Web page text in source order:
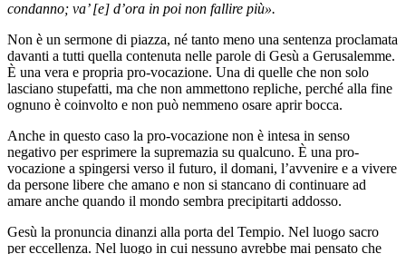
condanno; va’ [e] d’ora in poi non fallire più».
Non è un sermone di piazza, né tanto meno una sentenza proclamata
davanti a tutti quella contenuta nelle parole di Gesù a Gerusalemme.
È una vera e propria pro-vocazione. Una di quelle che non solo
lasciano stupefatti, ma che non ammettono repliche, perché alla fine
ognuno è coinvolto e non può nemmeno osare aprir bocca.
Anche in questo caso la pro-vocazione non è intesa in senso
negativo per esprimere la supremazia su qualcuno. È una pro-
vocazione a spingersi verso il futuro, il domani, l’avvenire e a vivere
da persone libere che amano e non si stancano di continuare ad
amare anche quando il mondo sembra precipitarti addosso.
Gesù la pronuncia dinanzi alla porta del Tempio. Nel luogo sacro
per eccellenza. Nel luogo in cui nessuno avrebbe mai pensato che